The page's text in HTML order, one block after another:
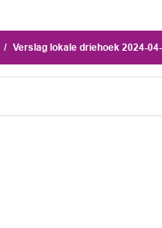
Verslag lokale driehoek 2024-